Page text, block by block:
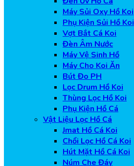
Máy Sủi Oxy Hồ Koi
Phụ Kiện Sủi Hồ Koi
Vợt Bắt Cá Koi
Đèn Âm Nước
Máy Vệ Sinh Hồ
Máy Cho Koi Ăn
Bút Đo PH
Lọc Drum Hồ Koi
Thùng Lọc Hồ Koi
Phụ Kiện Hồ Cá
Vật Liệu Lọc Hồ Cá
Jmat Hồ Cá Koi
Chổi Lọc Hồ Cá Koi
Hút Mặt Hồ Cá Koi
Núm Che Đáy